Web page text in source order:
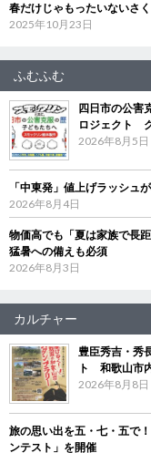
春だけじゃもったいないさ
2025年10月23日
ふむふむ
四日市の公害
ロジェクト
2026年8月5日
「中東発」値上げラッシ
2026年8月4日
物価高でも「夏は家族で長
猛暑への備えも必須
2026年8月3日
カルチャー
豊臣秀吉・秀
ト 和歌山市
2026年8月8日
旅の思い出を五・七・五で
ンテスト」を開催